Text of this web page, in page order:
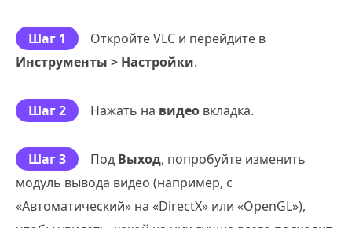
Шаг 1
Откройте VLC и перейдите в
Инструменты > Настройки.
Шаг 2 Нажать на видео вкладка.
Шаг 3 Под Выход, попробуйте изменить
модуль вывода видео (например, с
«Автоматический» на «DirectX» или «OpenGL»),